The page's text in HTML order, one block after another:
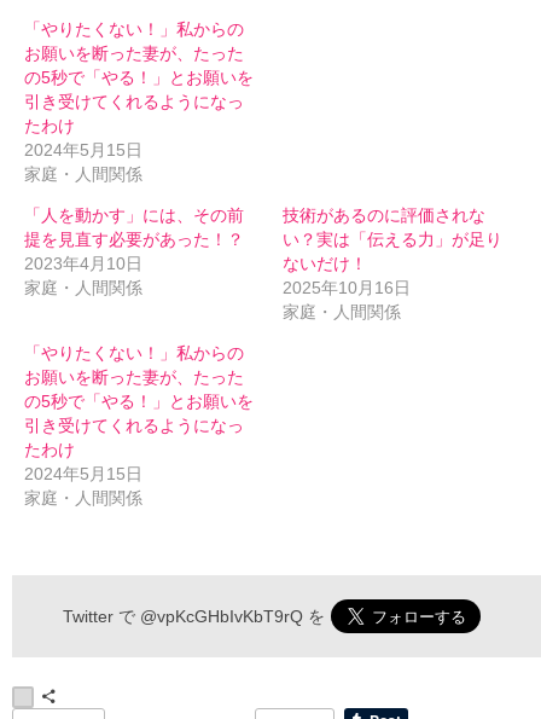
「やりたくない！」私からの
お願いを断った妻が、たった
の5秒で「やる！」とお願いを
引き受けてくれるようになっ
たわけ
2024年5月15日
家庭・人間関係
「人を動かす」には、その前
提を見直す必要があった！？
2023年4月10日
家庭・人間関係
技術があるのに評価されな
い？実は「伝える力」が足り
ないだけ！
2025年10月16日
家庭・人間関係
「やりたくない！」私からの
お願いを断った妻が、たった
の5秒で「やる！」とお願いを
引き受けてくれるようになっ
たわけ
2024年5月15日
家庭・人間関係
お名前 *
Twitter で @vpKcGHbIvKbT9rQ を